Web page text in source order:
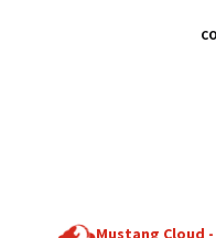
Mustang Cloud -